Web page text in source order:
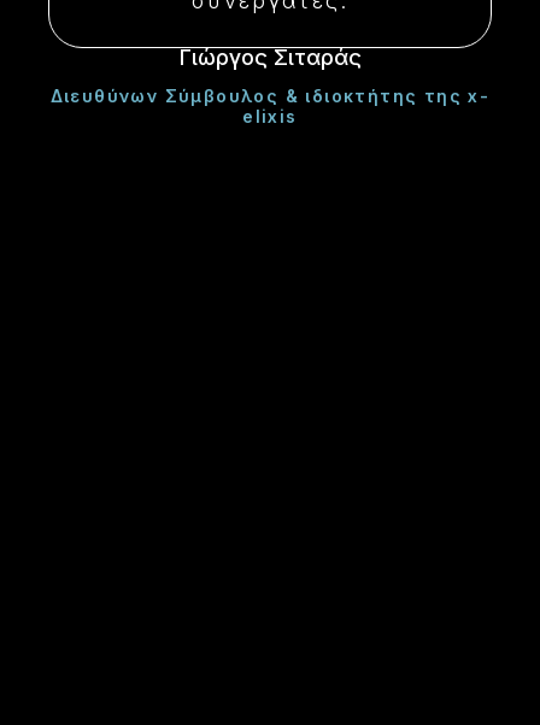
Γιώργος Σιταράς
Διευθύνων Σύμβουλος & ιδιοκτήτης της x-
elixis